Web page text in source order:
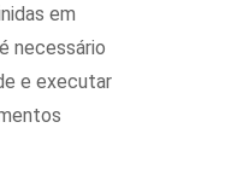
em
necessário
e executar